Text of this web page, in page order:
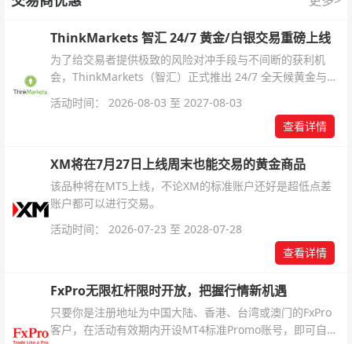
ThinkMarkets 智汇 24/7 黄金/白银交易重磅上线
为了给交易者提供极致的风险对冲手段与不间断的获利机
会，ThinkMarkets（智汇）正式推出 24/7 全天候黄金与白
杆配置、支持软件及交易细则。
活动时间： 2026-08-03 至 2027-08-03
查看详情
XM将在7月27日上线周末也能交易的黄金商品
该品种将在MT5上线，不论XM的标准账户还好是超低点差
账户都可以进行交易。
活动时间： 2026-07-23 至 2028-07-28
查看详情
FxPro无限杠杆限时开放，把握行情新机遇
只要你是注册地址为中国大陆、香港、台湾或澳门的FxPro
客户，在活动有效期内开设MT4标准Promo账号，即可自动